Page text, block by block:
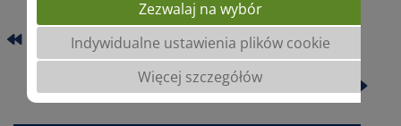
ACARDIA
Zezwalaj na wybór
Indywidualne ustawienia plików cookie
Więcej szczegółów